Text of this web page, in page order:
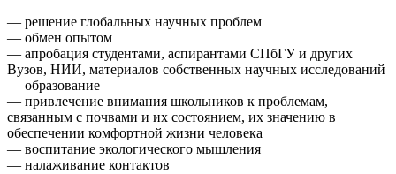
— решение глобальных научных проблем
— обмен опытом
— апробация студентами, аспирантами СПбГУ и других
Вузов, НИИ, материалов собственных научных исследований
— образование
— привлечение внимания школьников к проблемам,
связанным с почвами и их состоянием, их значению в
обеспечении комфортной жизни человека
— воспитание экологического мышления
— налаживание контактов